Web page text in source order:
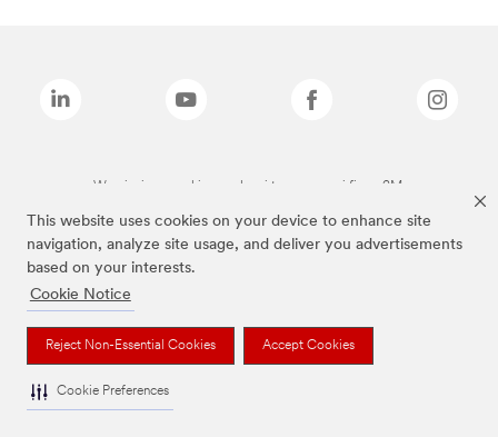
This website uses cookies on your device to enhance site
navigation, analyze site usage, and deliver you advertisements
based on your interests.
Cookie Notice
Reject Non-Essential Cookies Accept Cookies
Cookie Preferences
Wymienione marki są znakami towarowymi firmy 3M.